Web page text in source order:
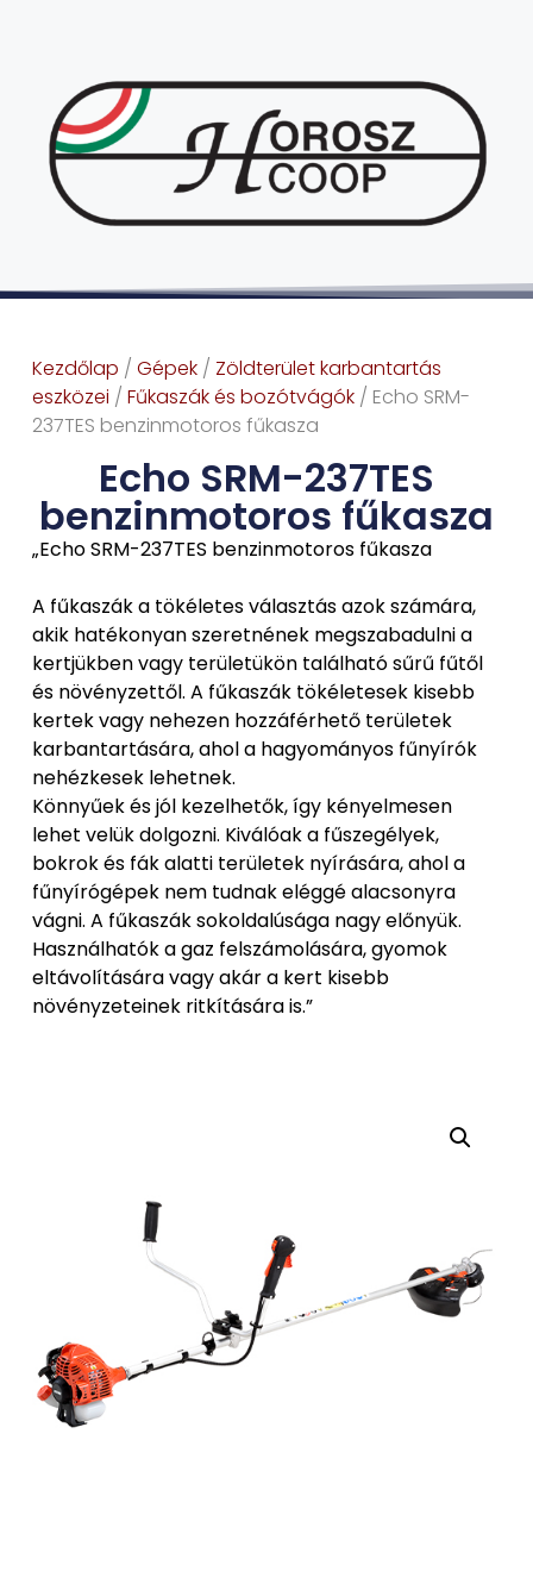
Kezdőlap / Gépek/ Zöldterület karbantartás
eszközei / Fűkaszák és bozótvágók/ Echo SRM-
237TES benzinmotoros fűkasza
Echo SRM-237TES
benzinmotoros fűkasza
„Echo SRM-237TES benzinmotoros fűkasza
A fűkaszák a tökéletes választás azok számára,
akik hatékonyan szeretnének megszabadulni a
kertjükben vagy területükön található sűrű fűtől
és növényzettől. A fűkaszák tökéletesek kisebb
kertek vagy nehezen hozzáférhető területek
karbantartására, ahol a hagyományos fűnyírók
nehézkesek lehetnek.
Könnyűek és jól kezelhetők, így kényelmesen
lehet velük dolgozni. Kiválóak a fűszegélyek,
bokrok és fák alatti területek nyírására, ahol a
fűnyírógépek nem tudnak eléggé alacsonyra
vágni. A fűkaszák sokoldalúsága nagy előnyük.
Használhatók a gaz felszámolására, gyomok
eltávolítására vagy akár a kert kisebb
növényzeteinek ritkítására is.”